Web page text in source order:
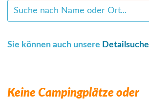
Sie können auch unsere Detailsuche
Keine Campingplätze oder